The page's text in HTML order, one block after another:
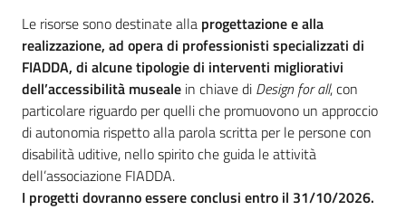
Le risorse sono destinate alla progettazione e alla
realizzazione, ad opera di professionisti specializzati di
FIADDA, di alcune tipologie di interventi migliorativi
dell’accessibilità museale in chiave di Design for all, con
particolare riguardo per quelli che promuovono un approccio
di autonomia rispetto alla parola scritta per le persone con
disabilità uditive, nello spirito che guida le attività
dell’associazione FIADDA.
I progetti dovranno essere conclusi entro il 31/10/2026.